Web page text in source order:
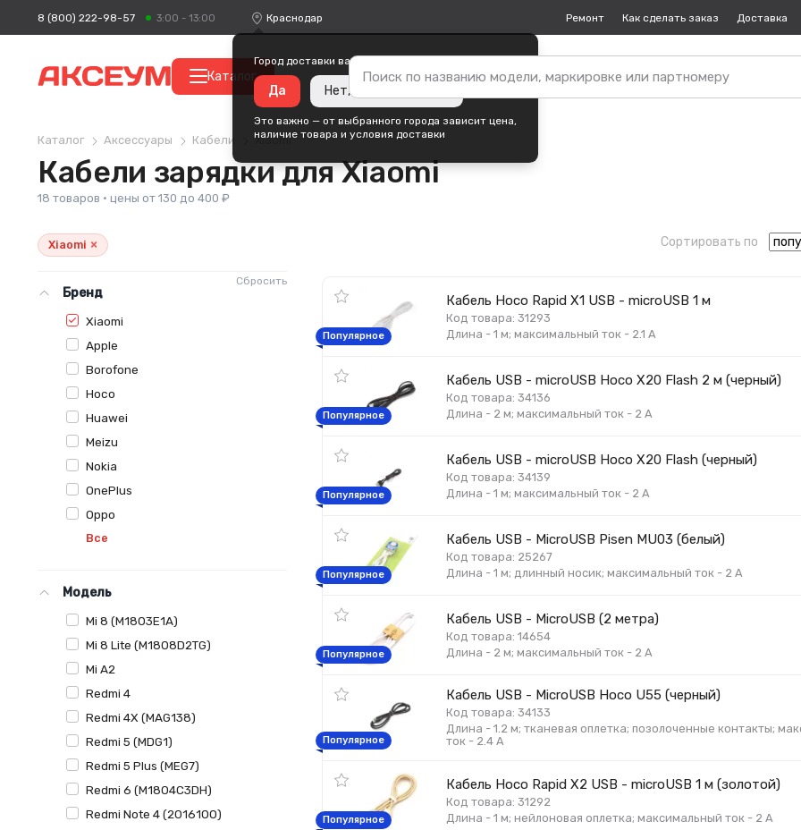
8 (800) 222-98-57 3:00 - 13:00 Краснодар
Город доставки ваших покупок —
Да Нет, изменить город
Это важно — от выбранного города зависит цена,
наличие товара и условия доставки
Ремонт Как сделать заказ Доставка
Каталог
Каталог Аксессуары Кабели Xiaomi
Кабели зарядки для Xiaomi
18 товаров · цены от 130 до 400 ₽
Xiaomi ×
Сбросить
Бренд
Xiaomi
Apple
Borofone
Hoco
Huawei
Meizu
Nokia
OnePlus
Oppo
Все
Модель
Mi 8 (M1803E1A)
Mi 8 Lite (M1808D2TG)
Mi A2
Redmi 4
Redmi 4X (MAG138)
Redmi 5 (MDG1)
Redmi 5 Plus (MEG7)
Redmi 6 (M1804C3DH)
Redmi Note 4 (2016100)
Сортировать по
Кабель Hoco Rapid X1 USB - microUSB 1 м
Код товара: 31293
Длина - 1 м; максимальный ток - 2.1 А
Популярное
Кабель USB - microUSB Hoco X20 Flash 2 м (черный)
Код товара: 34136
Длина - 2 м; максимальный ток - 2 А
Популярное
Кабель USB - microUSB Hoco X20 Flash (черный)
Код товара: 34139
Длина - 1 м; максимальный ток - 2 А
Популярное
Кабель USB - MicroUSB Pisen MU03 (белый)
Код товара: 25267
Длина - 1 м; длинный носик; максимальный ток - 2 А
Популярное
Кабель USB - MicroUSB (2 метра)
Код товара: 14654
Длина - 2 м; максимальный ток - 2 А
Популярное
Кабель USB - MicroUSB Hoco U55 (черный)
Код товара: 34133
Длина - 1.2 м; тканевая оплетка; позолоченные контакты;
ток - 2.4 А
Популярное
Кабель Hoco Rapid X2 USB - microUSB 1 м (золотой)
Код товара: 31292
Длина - 1 м; нейлоновая оплетка; максимальный ток - 2 А
Популярное